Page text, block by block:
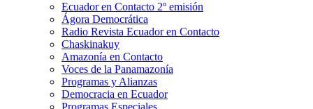
Ecuador en Contacto 2º emisión
Ágora Democrática
Radio Revista Ecuador en Contacto
Chaskinakuy
Amazonía en Contacto
Voces de la Panamazonía
Programas y Alianzas
Democracia en Ecuador
Programas Especiales